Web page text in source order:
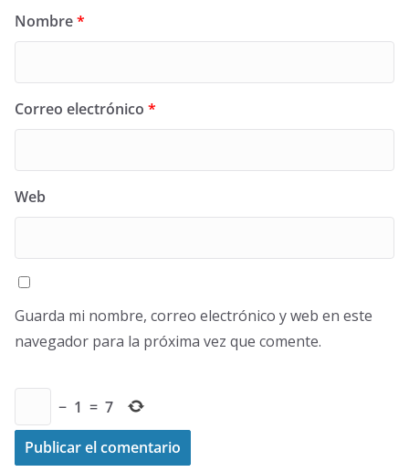
Nombre*
Correo electrónico *
Web
Guarda mi nombre, correo electrónico y web en este
navegador para la próxima vez que comente.
− 1 = 7